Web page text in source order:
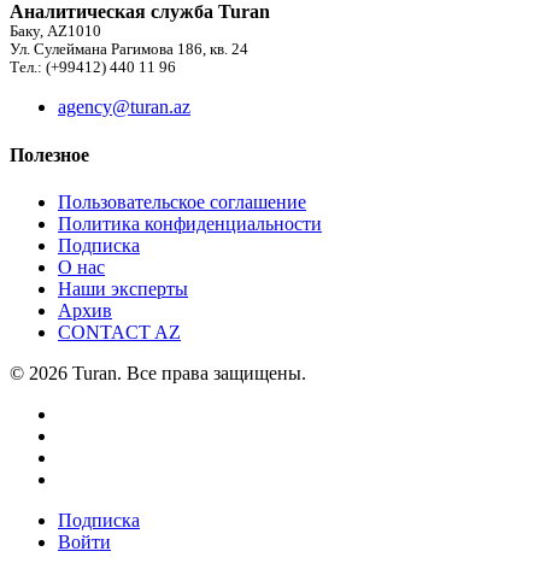
Аналитическая служба Turan
Баку, AZ1010
Ул. Сулеймана Рагимова 186, кв. 24
Тел.: (+99412) 440 11 96
agency@turan.az
Полезное
Пользовательское соглашение
Политика конфиденциальности
Подписка
О нас
Наши эксперты
Архив
CONTACT AZ
© 2026 Turan. Все права защищены.
Подписка
Войти